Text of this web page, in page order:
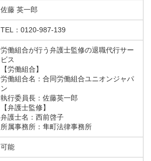
佐藤 英一郎
TEL：0120-987-139
労働組合が行う弁護士監修の退職代行サー
ビス
【労働組合】
労働組合名：合同労働組合ユニオンジャパ
ン
執行委員長：佐藤英一郎
【弁護士監修】
弁護士名：西前啓子
所属事務所：隼町法律事務所
可能